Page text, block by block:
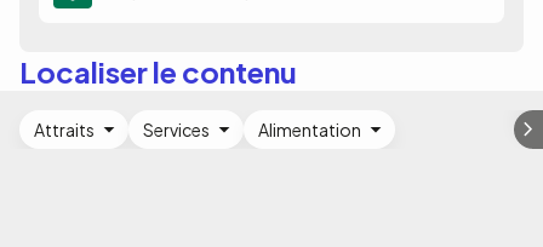
Localiser le contenu
Attraits Services Alimentation